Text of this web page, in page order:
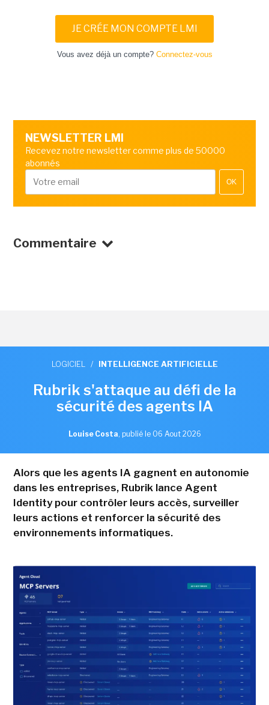
JE CRÉE MON COMPTE LMI
Vous avez déjà un compte? Connectez-vous
NEWSLETTER LMI
Recevez notre newsletter comme plus de 50000
abonnés
OK
Commentaire
LOGICIEL / INTELLIGENCE ARTIFICIELLE
Rubrik s'attaque au défi de la
sécurité des agents IA
Louise Costa, publié le 06 Aout 2026
Alors que les agents IA gagnent en autonomie
dans les entreprises, Rubrik lance Agent
Identity pour contrôler leurs accès, surveiller
leurs actions et renforcer la sécurité des
environnements informatiques.